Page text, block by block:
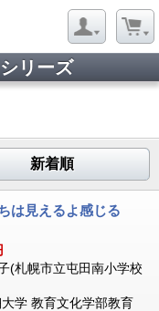
リーズ
新着順
は見えるよ感じる
(札幌市立屯田南小学校
学 教育文化学部教育